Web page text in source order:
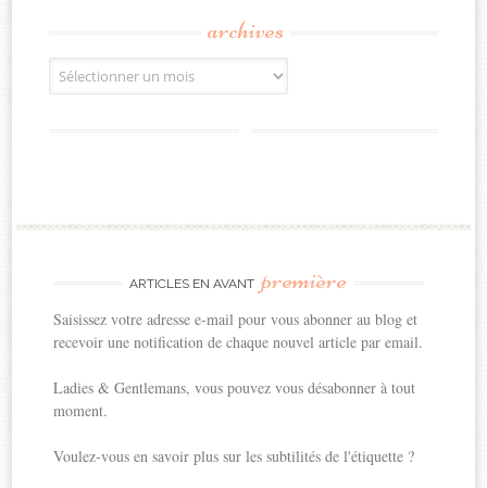
archives
Archives
ARTICLES EN AVANT première
Saisissez votre adresse e-mail pour vous abonner au blog et
recevoir une notification de chaque nouvel article par email.
Ladies & Gentlemans, vous pouvez vous désabonner à tout
moment.
Voulez-vous en savoir plus sur les subtilités de l'étiquette ?